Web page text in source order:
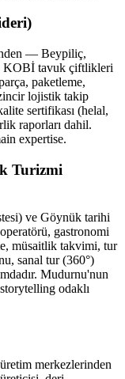
— Beypiliç,
KOBİ tavuk çiftlikleri
paketleme,
lojistik takip
sertifikası (helal,
raporları dahil.
expertise.
Turizmi
ve Göynük tarihi
gastronomi
müsaitlik takvimi, tur
sanal tur (360°)
Mudurnu'nun
odaklı
merkezlerinden